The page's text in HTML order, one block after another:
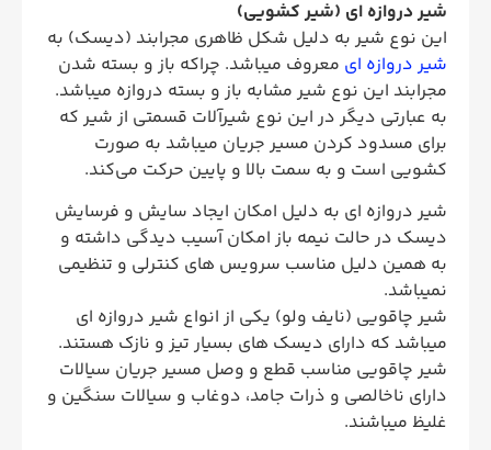
شیر دروازه ای (شیر کشویی)
این نوع شیر به دلیل شکل ظاهری مجرابند (دیسک) به
شیر دروازه ای معروف میباشد. چراکه باز و بسته شدن
مجرابند این نوع شیر مشابه باز و بسته دروازه میباشد.
به عبارتی دیگر در این نوع شیرآلات قسمتی از شیر که
برای مسدود کردن مسیر جریان میباشد به صورت
کشویی است و به سمت بالا و پایین حرکت می‌کند.
شیر دروازه ای به دلیل امکان ایجاد سایش و فرسایش
دیسک در حالت نیمه باز امکان آسیب دیدگی داشته و
به همین دلیل مناسب سرویس های کنترلی و تنظیمی
نمیباشد.
شیر چاقویی (نایف ولو) یکی از انواع شیر دروازه ای
میباشد که دارای دیسک های بسیار تیز و نازک هستند.
شیر چاقویی مناسب قطع و وصل مسیر جریان سیالات
دارای ناخالصی و ذرات جامد، دوغاب و سیالات سنگین و
غلیظ میباشند.